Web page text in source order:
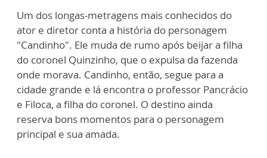
Um dos longas-metragens mais conhecidos do
ator e diretor conta a história do personagem
"Candinho". Ele muda de rumo após beijar a filha
do coronel Quinzinho, que o expulsa da fazenda
onde morava. Candinho, então, segue para a
cidade grande e lá encontra o professor Pancrácio
e Filoca, a filha do coronel. O destino ainda
reserva bons momentos para o personagem
principal e sua amada.